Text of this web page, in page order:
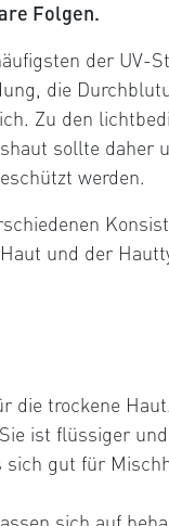
Folgen.
der UV-
die
Zu den
sollte daher
werden.
und der
die trockene Haut.
ist flüssiger
gut für